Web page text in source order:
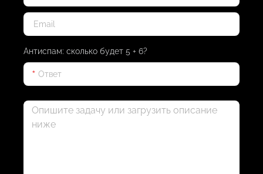
Антиспам: сколько будет 5 + 6?